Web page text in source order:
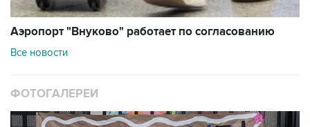
Аэропорт "Внуково" работает по согласованию
Все новости
ФОТОГАЛЕРЕИ